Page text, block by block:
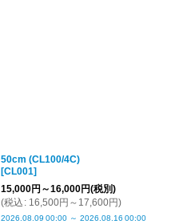
50cm (CL100/4C)
[CL001]
15,000円 ～16,000円(税別)
(税込 : 16,500円 ～17,600円)
2026.08.09 00:00 ～ 2026.08.16 00:00